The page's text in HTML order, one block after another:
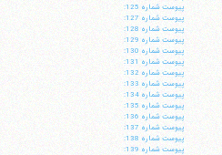
پيوست شماره 125:
پيوست شماره 127:
پيوست شماره 128:
پيوست شماره 129:
پيوست شماره 130:
پيوست شماره 131:
پيوست شماره 132:
پيوست شماره 133:
پيوست شماره 134:
پيوست شماره 135:
پيوست شماره 136:
پيوست شماره 137:
پيوست شماره 138:
پيوست شماره 139: